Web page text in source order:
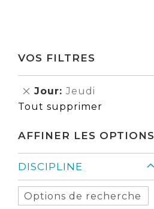
VOS FILTRES
Jour Jeudi
Supprimer
cet
Tout supprimer
AFFINER LES OPTIONS
DISCIPLINE